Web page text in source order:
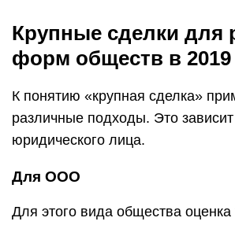
Крупные сделки для
форм обществ в 2019
К понятию «крупная сделка»
различные подходы. Это
юридического лица.
Для ООО
Для этого вида общества